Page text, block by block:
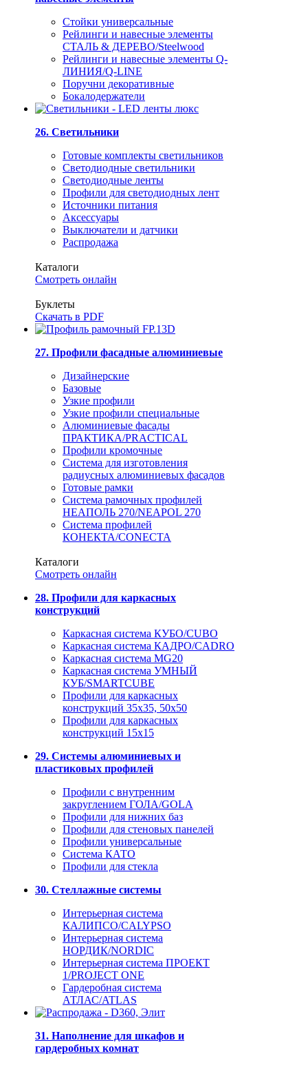
Стойки универсальные
Рейлинги и навесные элементы
СТАЛЬ & ДЕРЕВО/Steelwood
Рейлинги и навесные элементы Q-
ЛИНИЯ/Q-LINE
Поручни декоративные
Бокалодержатели
26. Светильники
Готовые комплекты светильников
Светодиодные светильники
Светодиодные ленты
Профили для светодиодных лент
Источники питания
Аксессуары
Выключатели и датчики
Распродажа
Каталоги
Смотреть онлайн
Буклеты
Скачать в PDF
27. Профили фасадные алюминиевые
Дизайнерские
Базовые
Узкие профили
Узкие профили специальные
Алюминиевые фасады
ПРАКТИКА/PRACTICAL
Профили кромочные
Система для изготовления
радиусных алюминиевых фасадов
Готовые рамки
Система рамочных профилей
НЕАПОЛЬ 270/NEAPOL 270
Система профилей
КОНЕКТА/CONECTA
Каталоги
Смотреть онлайн
28. Профили для каркасных
конструкций
Каркасная система КУБО/CUBO
Каркасная система КАДРО/CADRO
Каркасная система MG20
Каркасная система УМНЫЙ
КУБ/SMARTCUBE
Профили для каркасных
конструкций 35x35, 50x50
Профили для каркасных
конструкций 15х15
29. Системы алюминиевых и
пластиковых профилей
Профили с внутренним
закруглением ГОЛА/GOLA
Профили для нижних баз
Профили для стеновых панелей
Профили универсальные
Система КАТО
Профили для стекла
30. Стеллажные системы
Интерьерная система
КАЛИПСО/CALYPSO
Интерьерная система
НОРДИК/NORDIC
Интерьерная система ПРОЕКТ
1/PROJECT ONE
Гардеробная система
АТЛАС/ATLAS
31. Наполнение для шкафов и
гардеробных комнат